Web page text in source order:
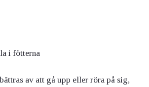
i fötterna
av att gå upp eller röra på sig,